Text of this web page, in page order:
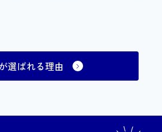
選ばれる理由